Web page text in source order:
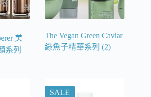
美
系列
The Vegan Green Caviar
綠魚子精華系列(2)
SALE